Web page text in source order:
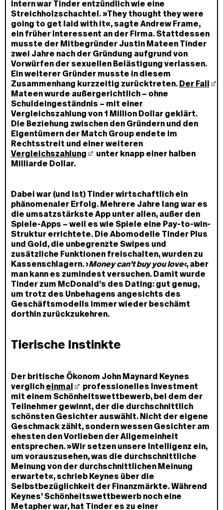
Intern war Tinder entzündlich wie eine
Streichholzschachtel. »They thought they were
going to get laid with it«, sagte Andrew Frame,
ein früher Interessent an der Firma. Stattdessen
musste der Mitbegründer Justin Mateen Tinder
zwei Jahre nach der Gründung aufgrund von
Vorwürfen der sexuellen Belästigung verlassen.
Ein weiterer Gründer musste in diesem
Zusammenhang kurzzeitig zurücktreten. Der Fall
Mateen wurde außergerichtlich – ohne
Schuldeingeständnis – mit einer
Vergleichszahlung von 1 Million Dollar geklärt.
Die Beziehung zwischen den Gründern und den
Eigentümern der Match Group endete im
Rechtsstreit und einer weiteren
Vergleichszahlung
unter knapp einer halben
Milliarde Dollar.
Dabei war (und ist) Tinder wirtschaftlich ein
phänomenaler Erfolg. Mehrere Jahre lang war es
die umsatzstärkste App unter allen, außer den
Spiele-Apps – weil es wie Spiele eine Pay-to-win-
Struktur errichtete. Die Abomodelle Tinder Plus
und Gold, die unbegrenzte Swipes und
zusätzliche Funktionen freischalten, wurden zu
Kassenschlagern. ›Money can’t buy you love‹, aber
man kann es zumindest versuchen. Damit wurde
Tinder zum McDonald’s des Dating: gut genug,
um trotz des Unbehagens angesichts des
Geschäftsmodells immer wieder beschämt
dorthin zurückzukehren.
Tierische Instinkte
Der britische Ökonom John Maynard Keynes
verglich einmal
professionelles Investment
mit einem Schönheitswettbewerb, bei dem der
Teilnehmer gewinnt, der die durchschnittlich
schönsten Gesichter auswählt. Nicht der eigene
Geschmack zählt, sondern wessen Gesichter am
ehesten den Vorlieben der Allgemeinheit
entsprechen. »Wir setzen unsere Intelligenz ein,
um vorauszusehen, was die durchschnittliche
Meinung von der durchschnittlichen Meinung
erwartet«, schrieb Keynes über die
Selbstbezüglichkeit der Finanzmärkte. Während
Keynes’ Schönheitswettbewerb noch eine
Metapher war, hat Tinder es zu einer